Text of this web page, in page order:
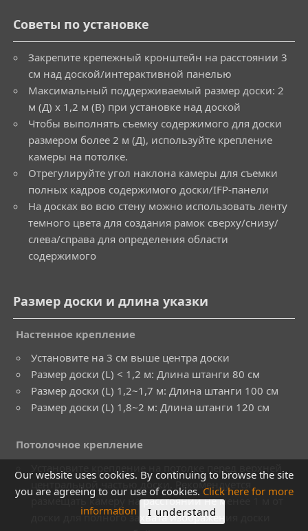
Советы по установке
Закрепите крепежный кронштейн на расстоянии 3
см над доской/интерактивной панелью
Максимальный поддерживаемый размер доски: 2
м (Д) x 1,2 м (В) при установке над доской
Чтобы выполнять съемку содержимого для доски
размером более 2 м (Д), используйте крепление
камеры на потолке.
Отрегулируйте угол наклона камеры для съемки
полных кадров содержимого доски/IFP-панели
На досках во всю стену можно использовать ленту
темного цвета для создания рамок сверху/снизу/
слева/справа для определения области
содержимого
Размер доски и длина указки
Настенное крепление
Установите на 3 см выше центра доски
Размер доски (L) < 1,2 м: Длина штанги 80 см
Размер доски (L) 1,2~1,7 м: Длина штанги 100 см
Размер доски (L) 1,8~2 м: Длина штанги 120 см
Потолочное крепление
Установите крепление на потолке перед верхней
центральной частью доски. Рекомендуется
размещать камеру на расстоянии не менее 1 м от
доски для полного захвата изображения доски
Our website uses cookies. By continuing to browse the site
you are agreeing to our use of cookies. Click here for more
information
I understand